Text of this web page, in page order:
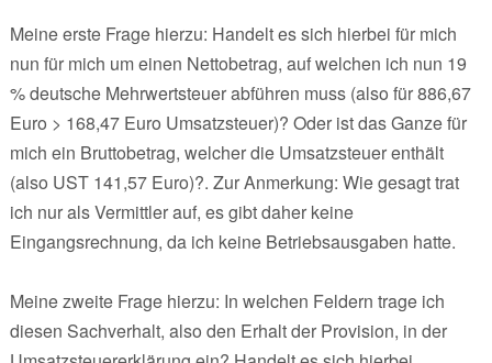
Meine erste Frage hierzu: Handelt es sich hierbei für mich
nun für mich um einen Nettobetrag, auf welchen ich nun 19
% deutsche Mehrwertsteuer abführen muss (also für 886,67
Euro > 168,47 Euro Umsatzsteuer)? Oder ist das Ganze für
mich ein Bruttobetrag, welcher die Umsatzsteuer enthält
(also UST 141,57 Euro)?. Zur Anmerkung: Wie gesagt trat
ich nur als Vermittler auf, es gibt daher keine
Eingangsrechnung, da ich keine Betriebsausgaben hatte.
Meine zweite Frage hierzu: In welchen Feldern trage ich
diesen Sachverhalt, also den Erhalt der Provision, in der